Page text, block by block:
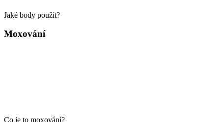
Jaké body použít?
Moxování
Co je to moxování?